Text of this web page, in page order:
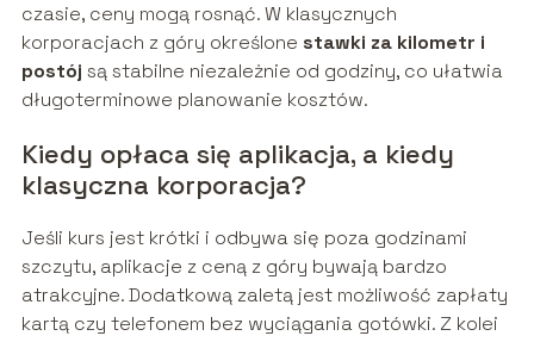
czasie, ceny mogą rosnąć. W klasycznych
korporacjach z góry określone stawki za kilometr i
postój są stabilne niezależnie od godziny, co ułatwia
długoterminowe planowanie kosztów.
Kiedy opłaca się aplikacja, a kiedy
klasyczna korporacja?
Jeśli kurs jest krótki i odbywa się poza godzinami
szczytu, aplikacje z ceną z góry bywają bardzo
atrakcyjne. Dodatkową zaletą jest możliwość zapłaty
kartą czy telefonem bez wyciągania gotówki. Z kolei